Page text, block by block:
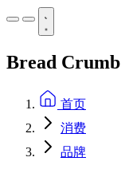
Bread Crumb
首页
消费
品牌